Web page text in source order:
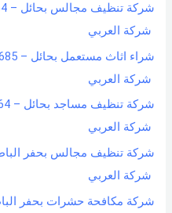
شركة العربي
شركة العربي
شركة العربي
شركة العربي